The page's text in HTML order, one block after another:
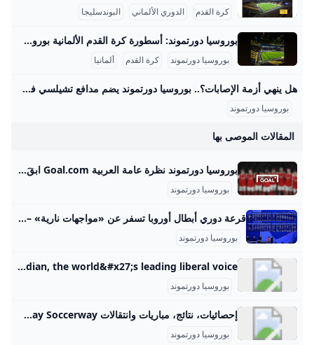
كرة القدم الدوري الألماني البوندسليجا
بوروسيا دورتموند: أسطورة كرة القدم الألمانية بوروسيا دورتموند هو نادٍ ألماني عريق تأسس في 19 ديسمبر 1909 بمدينة دورتموند الواقعة في منطقة الرور، شمال غرب ألمانيا، ويُعرف رسميًا باسم “بوروسيا دورتموند 09”. منذ تأسيسه، أصبح النادي رمزًا رياضيًا وثقافيًا هامًا في ألمانيا، حيث يمتلك قاعدة جماهيرية كبيرة تجاوزت 81,000 متفرج في ملعبه “سيغنال إيدونا بارك”، وهو أكبر ملعب في ألمانيا من حيث السعة. استقطب النادي عددًا من أبرز لاعبي كرة القدم وأسطوراته مثل يورغن كلينسمان وروبرت ليفاندوفسكي، مما أسهم في رفع مكانته ليس فقط محليًا بل وعالميًا.
بوروسيا دورتموند كرة القدم ألمانيا
هل ينهي أزمة الإصابات؟.. بوروسيا دورتموند يضم مدافع تشيلسي في صفقة عاجلة – جريدة مانشيت أعلن نادي بوروسيا دورتموند عن ضم المدافع الأرجنتيني أرون أنسلمينو من تشيلسي الإنجليزي على سبيل الإعارة حتى صيف 2026، مع خيار الشراء النهائي. جاءت هذه الخطوة اقرأ أيضًا:عودة نارية.. كرواتيا تستعيد قمة تصفيات مونديال 2026 فهل تحافظ عليها؟ أوضح لارس ريكن، المدير التنفيذي لبوروسيا دورتموند، أن هذه الصفقة كانت ضرورية وملحة. وأشار ريكن إلى أن الإصابات التي تعرض لها لاعبون أساسيون في قلب الدفاع، مثل إيمري تشان ونيكو شلوتيربك ونيكلاس زوله، دفعت إدارة النادي للتحرك بسرعة لتدعيم هذا المركز الحيوي لضمان استقرار الفريق.
بوروسيا دورتموند
المقالات الموصى بها
بوروسيا دورتموند نظرة عامة العربية Goal.com ابقَ في الطليعة مع أحدث بوروسيا دورتموند التغطيات. تعرف على آخر الأخبار وإحصاءات الفريق واللاعبين ونتائج المباريات في الوقت الفعلي، كل ذلك على GOAL
بوروسيا دورتموند
قرعة دوري أبطال أوروبا تسفر عن «مواجهات نارية» – الثورة نت ‘الثورة نت /.. أسفرت قرعة الدور الأول لدوري أبطال أوروبا لكرة القدم للموسم،(2025-2026) التي جرى سحبها ،مساء اليوم الخميس، في موناكو، عن مواجهات مثيرة بين الفرق الكبرى “عمالقة القارة العجوز”. وتم تصنيف الفرق المشاركة في دوري أبطال أوروبا 2025-2026، قبل القرعة كالتالي: - المستوى الأول: برشلون’ رياضةOn أغسطس 28, 2025
بوروسيا دورتموند
Borussia Dortmund The Guardian Latest news, sport, business, comment, analysis and reviews from the Guardian, the world&#x27;s leading liberal voice
بوروسيا دورتموند
إحصائيات، نتائج، مباريات وانتقالات Borussia Dortmund Soccerway Soccerway يوفر إحصائيات، نتائج، جداول، انتقالات ونتائج مباشرة لفريق Borussia Dortmund مجانًا.
بوروسيا دورتموند